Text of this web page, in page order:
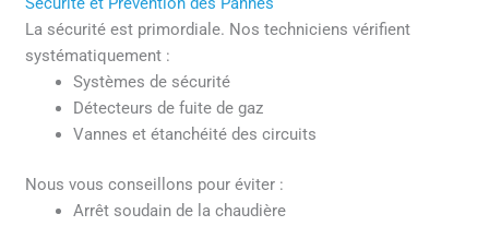
La sécurité est primordiale. Nos techniciens vérifient
systématiquement :
Systèmes de sécurité
Détecteurs de fuite de gaz
Vannes et étanchéité des circuits
Nous vous conseillons pour éviter :
Arrêt soudain de la chaudière